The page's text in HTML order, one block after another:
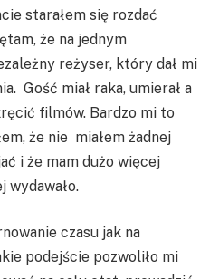
starałem się rozdać
że na jednym
reżyser, który dał mi
Gość miał raka, umierał a
filmów. Bardzo mi to
że nie miałem żadnej
i że mam dużo więcej
wydawało.
czasu jak na
podejście pozwoliło mi